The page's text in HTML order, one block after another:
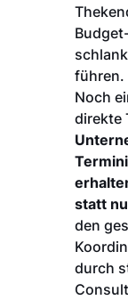
führen.
Noch
direkte
statt
den
durch